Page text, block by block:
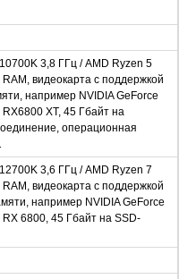
3,8 ГГц / AMD Ryzen 5
видеокарта с поддержкой
например NVIDIA GeForce
XT, 45 Гбайт на
операционная
3,6 ГГц / AMD Ryzen 7
видеокарта с поддержкой
например NVIDIA GeForce
6800, 45 Гбайт на SSD-